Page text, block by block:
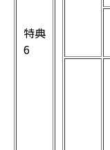
特典
6